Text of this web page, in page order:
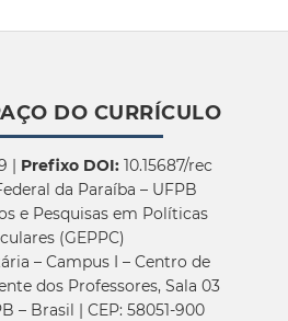
DO CURRÍCULO
| Prefixo DOI:10.15687/rec
da Paraíba – UFPB
e Pesquisas em Políticas
(GEPPC)
– Campus I – Centro de
dos Professores, Sala 03
– Brasil | CEP: 58051-900